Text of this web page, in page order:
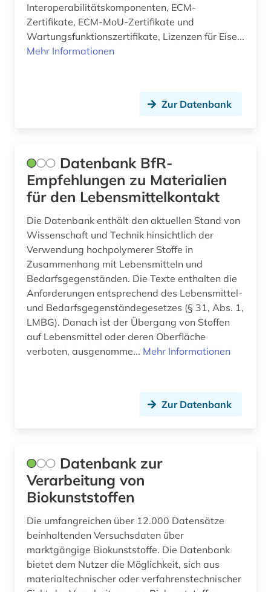
Interoperabilitätskomponenten, ECM-
Zertifikate, ECM-MoU-Zertifikate und
Wartungsfunktionszertifikate, Lizenzen für Eise...
Mehr Informationen
Zur Datenbank
Datenbank BfR-
Empfehlungen zu Materialien
für den Lebensmittelkontakt
Die Datenbank enthält den aktuellen Stand von
Wissenschaft und Technik hinsichtlich der
Verwendung hochpolymerer Stoffe in
Zusammenhang mit Lebensmitteln und
Bedarfsgegenständen. Die Texte enthalten die
Anforderungen entsprechend des Lebensmittel-
und Bedarfsgegenständegesetzes (§ 31, Abs. 1,
LMBG). Danach ist der Übergang von Stoffen
auf Lebensmittel oder deren Oberfläche
verboten, ausgenomme... Mehr Informationen
Zur Datenbank
Datenbank zur
Verarbeitung von
Biokunststoffen
Die umfangreichen über 12.000 Datensätze
beinhaltenden Versuchsdaten über
marktgängige Biokunststoffe. Die Datenbank
bietet dem Nutzer die Möglichkeit, sich aus
materialtechnischer oder verfahrenstechnischer